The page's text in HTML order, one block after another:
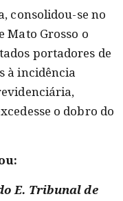
consolidou-se no
Mato Grosso o
portadores de
à incidência
o dobro do
E. Tribunal de